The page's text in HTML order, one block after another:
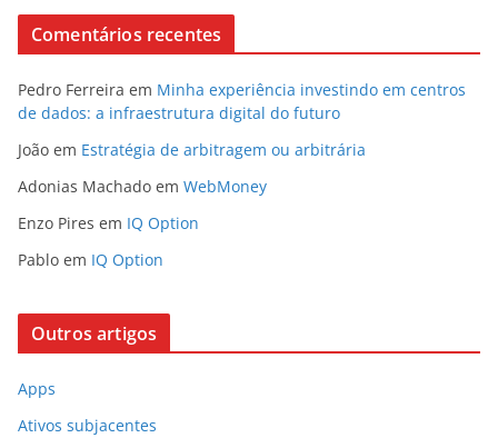
Comentários recentes
Pedro Ferreira em Minha experiência investindo em centros
de dados: a infraestrutura digital do futuro
João em Estratégia de arbitragem ou arbitrária
Adonias Machado em WebMoney
Enzo Pires em IQ Option
Pablo em IQ Option
Outros artigos
Apps
Ativos subjacentes